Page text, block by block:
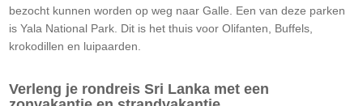
bezocht kunnen worden op weg naar Galle. Een van deze parken
is Yala National Park. Dit is het thuis voor Olifanten, Buffels,
krokodillen en luipaarden.
Verleng je rondreis Sri Lanka met een